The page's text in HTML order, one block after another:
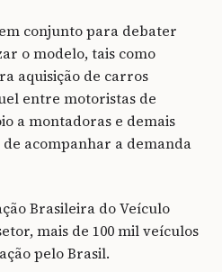
conjunto para debater
o modelo, tais como
aquisição de carros
entre motoristas de
a montadoras e demais
acompanhar a demanda
Brasileira do Veículo
mais de 100 mil veículos
pelo Brasil.